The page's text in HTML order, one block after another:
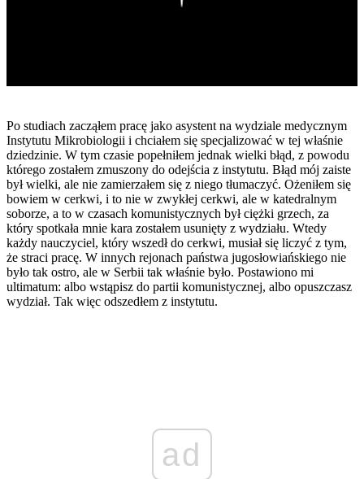
Po studiach zacząłem pracę jako asystent na wydziale medycznym
Instytutu Mikrobiologii i chciałem się specjalizować w tej właśnie
dziedzinie. W tym czasie popełniłem jednak wielki błąd, z powodu
którego zostałem zmuszony do odejścia z instytutu. Błąd mój zaiste
był wielki, ale nie zamierzałem się z niego tłumaczyć. Ożeniłem się
bowiem w cerkwi, i to nie w zwykłej cerkwi, ale w katedralnym
soborze, a to w czasach komunistycznych był ciężki grzech, za
który spotkała mnie kara zostałem usunięty z wydziału. Wtedy
każdy nauczyciel, który wszedł do cerkwi, musiał się liczyć z tym,
że straci pracę. W innych rejonach państwa jugosłowiańskiego nie
było tak ostro, ale w Serbii tak właśnie było. Postawiono mi
ultimatum: albo wstąpisz do partii komunistycznej, albo opuszczasz
wydział. Tak więc odszedłem z instytutu.
ad